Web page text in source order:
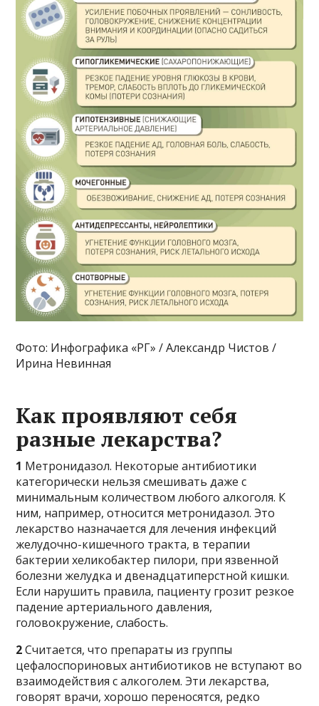
Фото: Инфографика «РГ» / Александр Чистов /
Ирина Невинная
Как проявляют себя
разные лекарства?
1 Метронидазол. Некоторые антибиотики
категорически нельзя смешивать даже с
минимальным количеством любого алкоголя. К
ним, например, относится метронидазол. Это
лекарство назначается для лечения инфекций
желудочно-кишечного тракта, в терапии
бактерии хеликобактер пилори, при язвенной
болезни желудка и двенадцатиперстной кишки.
Если нарушить правила, пациенту грозит резкое
падение артериального давления,
головокружение, слабость.
2Считается, что препараты из группы
цефалоспориновых антибиотиков не вступают во
взаимодействия с алкоголем. Эти лекарства,
говорят врачи, хорошо переносятся, редко